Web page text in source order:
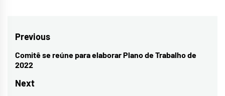
Navegação
de
Previous
Previous
post:
Comitê se reúne para elaborar Plano de Trabalho de
2022
Next